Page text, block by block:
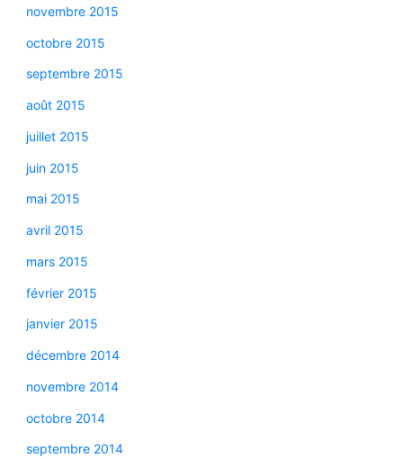
novembre 2015
octobre 2015
septembre 2015
août 2015
juillet 2015
juin 2015
mai 2015
avril 2015
mars 2015
février 2015
janvier 2015
décembre 2014
novembre 2014
octobre 2014
septembre 2014